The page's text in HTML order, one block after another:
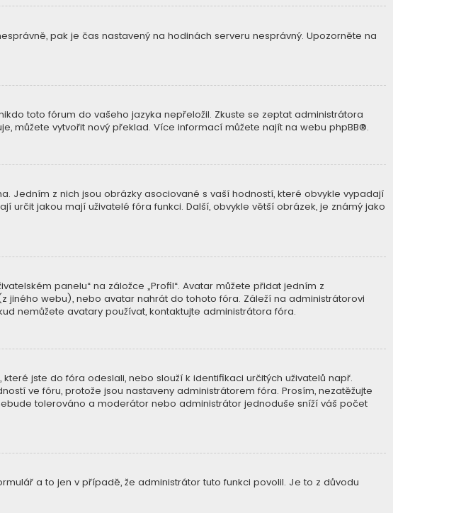
pak je čas nastavený na hodinách serveru nesprávný. Upozorněte na
toto fórum do vašeho jazyka nepřeložil. Zkuste se zeptat administrátora
můžete vytvořit nový překlad. Více informací můžete najít na webu phpBB®.
Jedním z nich jsou obrázky asociované s vaší hodností, které obvykle vypadají
určit jakou mají uživatelé fóra funkci. Další, obvykle větší obrázek, je známý jako
panelu“ na záložce „Profil“. Avatar můžete přidat jedním z
jiného webu), nebo avatar nahrát do tohoto fóra. Záleží na administrátorovi
nemůžete avatary používat, kontaktujte administrátora fóra.
jste do fóra odeslali, nebo slouží k identifikaci určitých uživatelů např.
ve fóru, protože jsou nastaveny administrátorem fóra. Prosím, nezatěžujte
tolerováno a moderátor nebo administrátor jednoduše sníží váš počet
a to jen v případě, že administrátor tuto funkci povolil. Je to z důvodu